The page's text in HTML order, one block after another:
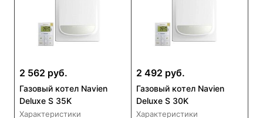
2 562 руб.
Газовый котел Navien
Deluxe S 35K
Характеристики
2 492 руб.
Газовый котел Navien
Deluxe S 30K
Характеристики